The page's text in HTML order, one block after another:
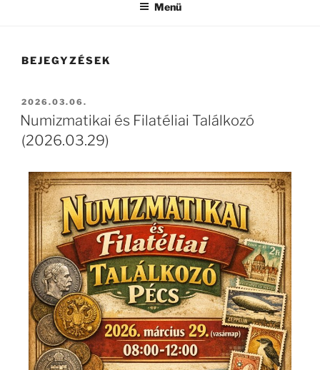
Menü
BEJEGYZÉSEK
2026.03.06.
Numizmatikai és Filatéliai Találkozó
(2026.03.29)